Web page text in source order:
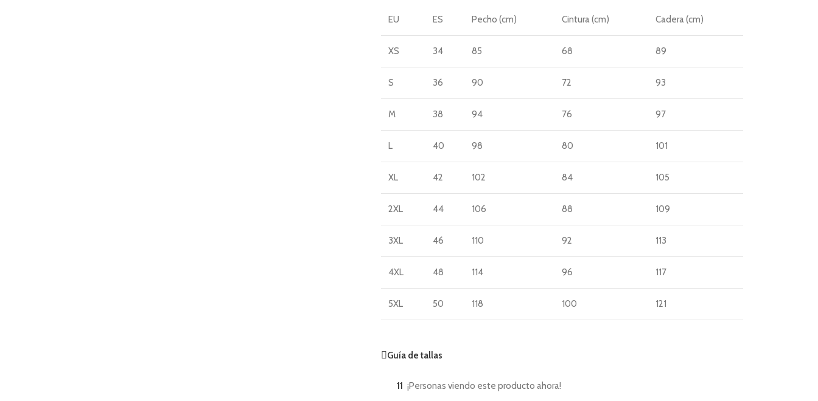
EU ES Pecho (cm) Cintura (cm) Cadera (cm)
XS 34 85 68 89
S 36 90 72 93
M 38 94 76 97
L 40 98 80 101
XL 42 102 84 105
2XL 44 106 88 109
3XL 46 110 92 113
4XL 48 114 96 117
5XL 50 118 100 121
Guía de tallas
11 ¡Personas viendo este producto ahora!